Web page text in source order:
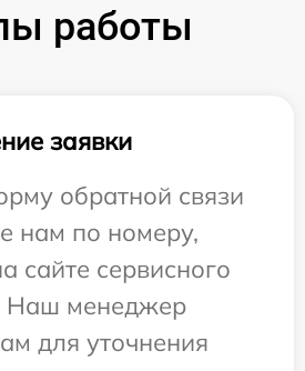
работы
заявки
обратной связи
нам по номеру,
сайте сервисного
Наш менеджер
для уточнения